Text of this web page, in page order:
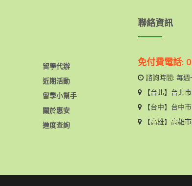
留學代辦
近期活動
留學小幫手
關於惠安
進度查詢
聯絡資訊
免付費電話:
諮詢時間: 每週
【台北】 台北
【台中】 台中
【高雄】 高雄